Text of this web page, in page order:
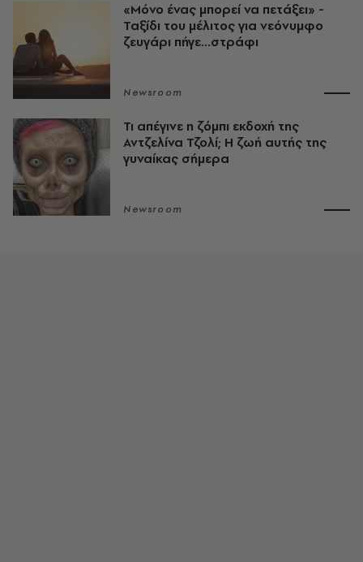
«Μόνο ένας μπορεί να πετάξει» -
Ταξίδι του μέλιτος για νεόνυμφο
ζευγάρι πήγε...στράφι
Newsroom
Τι απέγινε η ζόμπι εκδοχή της
Αντζελίνα Τζολί; Η ζωή αυτής της
γυναίκας σήμερα
Newsroom